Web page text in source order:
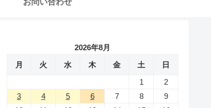
お問い合わせ
2026年8月
月
火 水 木 金 土
日
1
2
3
4 5 6 7 8
9